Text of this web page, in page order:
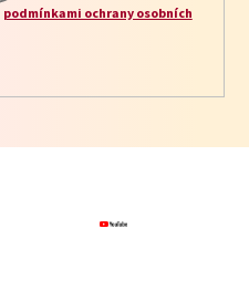
podmínkami ochrany osobních